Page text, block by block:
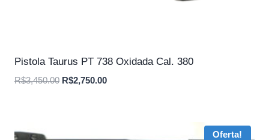
Pistola Taurus PT 738 Oxidada Cal. 380
R$3,450.00 O
R$2,750.00O
Oferta!